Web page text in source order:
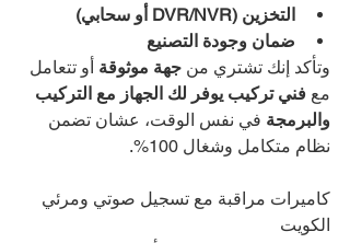
التخزين (DVR/NVR أو سحابي)
ضمان وجودة التصنيع
وتأكد إنك تشتري من جهة موثوقة أو تتعامل
مع فني تركيب يوفر لك الجهاز مع التركيب
والبرمجة في نفس الوقت، عشان تضمن
نظام متكامل وشغال 100%.
كاميرات مراقبة مع تسجيل صوتي ومرئي
الكويت